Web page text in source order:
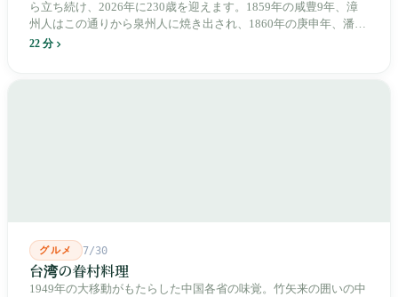
ら立ち続け、2026年に230歳を迎えます。1859年の咸豊9年、漳
州人はこの通りから泉州人に焼き出され、1860年の庚申年、潘永
清は下樹林に大東路・大南路・大西路・大北路という四本の整然
22 分
グルメ 7/30
台湾の眷村料理
1949年の大移動がもたらした中国各省の味覚。竹矢来の囲いの中